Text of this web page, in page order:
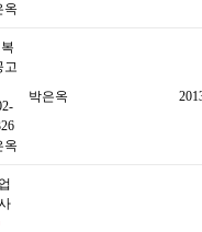
옥
고
옥
박은옥